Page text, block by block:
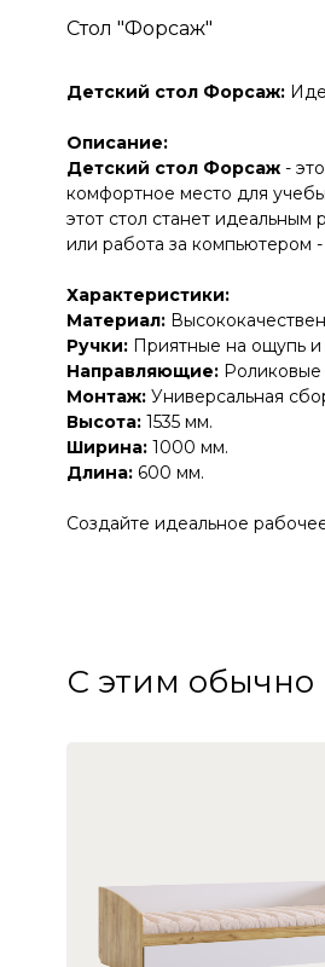
Стол "Форсаж"
Детский стол Форсаж:
Описание:
Детский стол Форсаж -
комфортное место для
этот стол станет
или работа за компьютером
Характеристики:
Материал:
Ручки: Приятные на ощупь
Направляющие:
Монтаж: Универсальная
Высота: 1535 мм.
Ширина: 1000 мм.
Длина: 600 мм.
Создайте идеальное
С этим обычно